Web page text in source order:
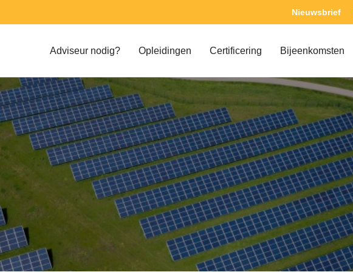
Nieuwsbrief
Adviseur nodig? Opleidingen Certificering Bijeenkomsten